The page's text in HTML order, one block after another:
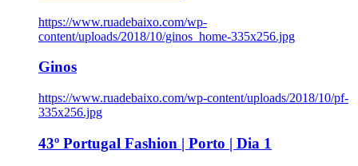
https://www.ruadebaixo.com/wp-
content/uploads/2018/10/ginos_home-335x256.jpg
Ginos
https://www.ruadebaixo.com/wp-content/uploads/2018/10/pf-
335x256.jpg
43º Portugal Fashion | Porto | Dia 1